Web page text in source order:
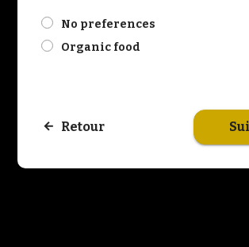
check No preferences
check Organic food
Retour